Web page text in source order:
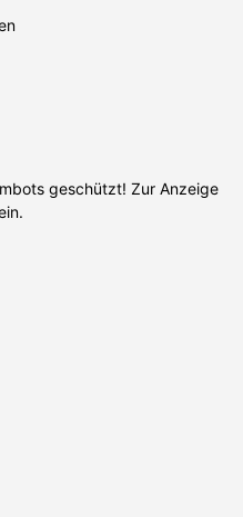
geschützt! Zur Anzeige